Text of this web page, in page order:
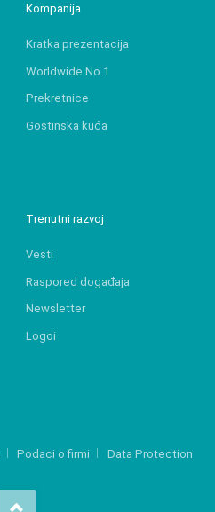
Kompanija
Kratka prezentacija
Worldwide No.1
Prekretnice
Gostinska kuća
Trenutni razvoj
Vesti
Raspored događaja
Newsletter
Logoi
Podaci o firmi Data Protection